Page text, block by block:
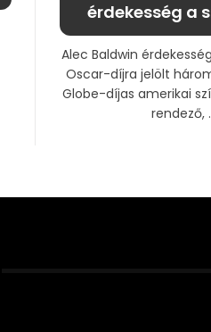
érdekesség a
Alec Baldwin
Oscar-díjra jelölt
Globe-díjas amerikai
rendező,